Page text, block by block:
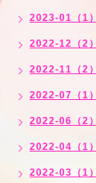
2023-01（1）
2022-12（2）
2022-11（2）
2022-07（1）
2022-06（2）
2022-04（1）
2022-03（1）